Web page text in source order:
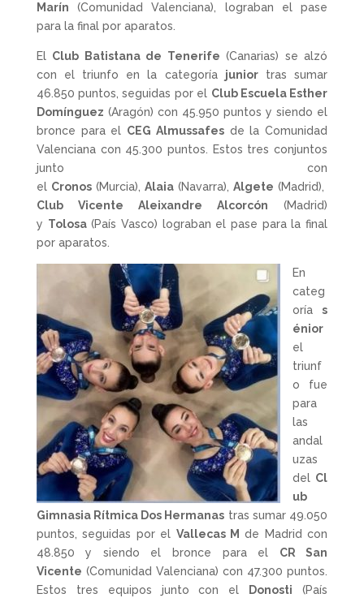
Marín (Comunidad Valenciana), lograban el pase
para la final por aparatos.
El Club Batistana de Tenerife (Canarias) se alzó
con el triunfo en la categoría juniortras sumar
46.850 puntos, seguidas por el Club Escuela Esther
Domínguez (Aragón) con 45.950 puntos y siendo el
bronce para el CEG Almussafesde la Comunidad
Valenciana con 45.300 puntos. Estos tres conjuntos
junto con
el Cronos(Murcia),Alaia (Navarra),Algete (Madrid),
Club Vicente Aleixandre Alcorcón (Madrid)
y Tolosa(País Vasco) lograban el pase para la final
por aparatos.
En
categ
orías
énior
el
triunf
o fue
para
las
andal
uzas
del Cl
ub
Gimnasia Rítmica Dos Hermanas tras sumar 49.050
puntos, seguidas por el Vallecas M de Madrid con
48.850 y siendo el bronce para el CR San
Vicente (Comunidad Valenciana) con 47.300 puntos.
Estos tres equipos junto con el
Donosti (País